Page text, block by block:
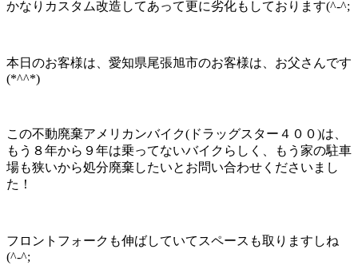
かなりカスタム改造してあって更に劣化もしております(^-^;
本日のお客様は、愛知県尾張旭市のお客様は、お父さんです
(*^^*)
この不動廃棄アメリカンバイク(ドラッグスター４００)は、
もう８年から９年は乗ってないバイクらしく、もう家の駐車
場も狭いから処分廃棄したいとお問い合わせくださいまし
た！
フロントフォークも伸ばしていてスペースも取りますしね
(^-^;